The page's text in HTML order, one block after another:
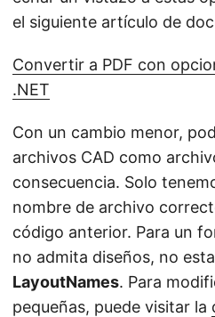
el siguiente artículo de
Convertir a PDF con
.NET
Con un cambio menor,
archivos CAD como
consecuencia. Solo
nombre de archivo
código anterior. Para un
no admita diseños, no
LayoutNames. Para
pequeñas, puede visitar la